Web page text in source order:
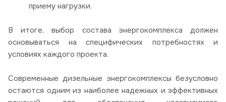
приему нагрузки.
В итоге, выбор состава энергокомплекса должен
основываться на специфических потребностях и
условиях каждого проекта.
Современные дизельные энергокомплексы безусловно
остаются одним из наиболее надежных и эффективных